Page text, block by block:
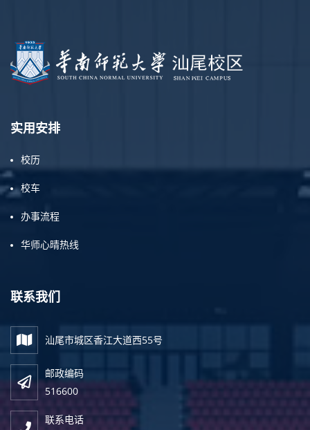
实用安排
校历
校车
办事流程
华师心晴热线
联系我们
汕尾市城区香江大道西55号
邮政编码
516600
联系电话